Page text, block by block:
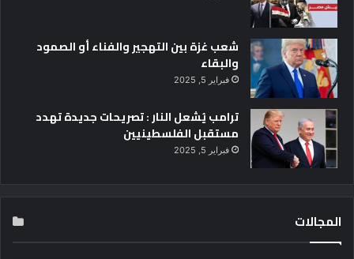
شعب غزة بين التهجير والفناء أو الصمود
والبقاء
فبراير 5, 2025
ترامب يُشعل النار : تصريحات جديدة تهدد
مستقبل الفلسطينيين
فبراير 5, 2025
المجالات